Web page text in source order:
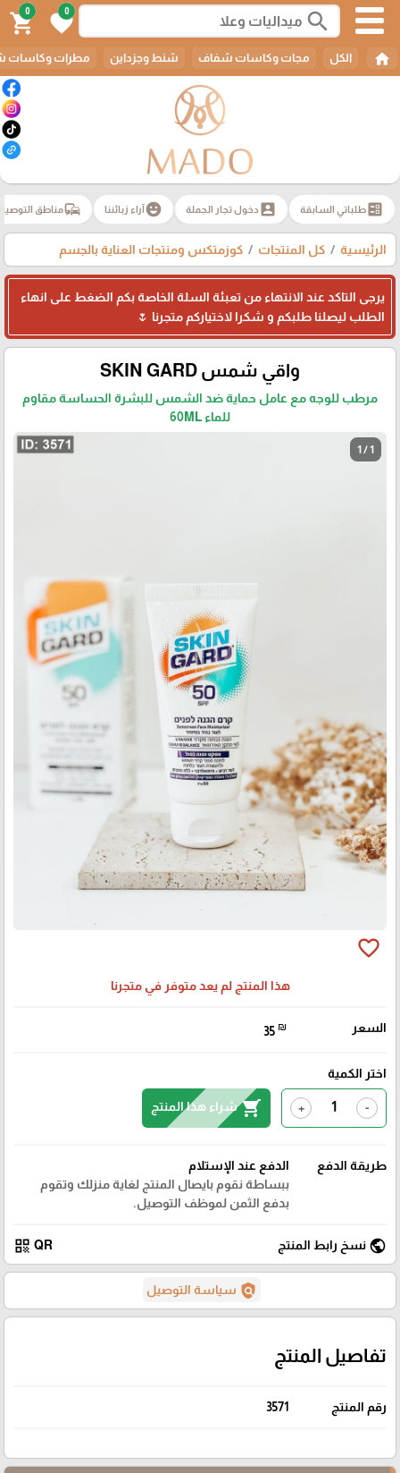
search
0
favorite
0
shopping_cart
home الكل مجات وكاسات شفاف شنط وجزداين مطرات وكاسات
ballotطلباتي السابقة account_box دخول تجار الجملة emoji_emotionsآراء زبائننا commuteمناطق
الرئيسية كل المنتجات كوزمتكس ومنتجات العناية بالجسم
يرجى التاكد عند الانتهاء من تعبئة السلة الخاصة بكم الضغط على انهاء
الطلب ليصلنا طلبكم و شكرا لاختياركم متجرنا 🌷
واقي شمس SKIN GARD
مرطب للوجه مع عامل حماية ضد الشمس للبشرة الحساسة مقاوم
للماء 60ML
1 / 1
favorite_border
هذا المنتج لم يعد متوفر في متجرنا
السعر 35 ₪
اختر الكمية
-
+
shopping_cartشراء هذا المنتج
طريقة الدفع
الدفع عند الإستلام
ببساطة نقوم بايصال المنتج لغاية منزلك وتقوم
بدفع الثمن لموظف التوصيل.
public نسخ رابط المنتج QR
qr_code
policy سياسة التوصيل
تفاصيل المنتج
رقم المنتج 3571